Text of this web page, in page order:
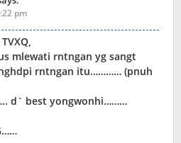
pm
mlewati rntngan yg sangt
rntngan itu………… (pnuh
d` best yongwonhi………